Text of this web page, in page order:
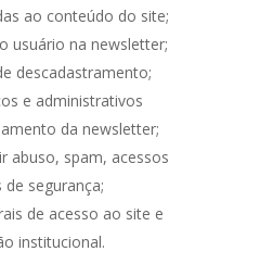
ao conteúdo do site;
usuário na newsletter;
descadastramento;
e administrativos
da newsletter;
abuso, spam, acessos
segurança;
de acesso ao site e
institucional.